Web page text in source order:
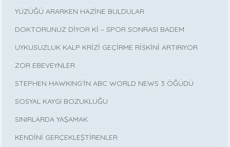
YÜZÜĞÜ ARARKEN HAZİNE BULDULAR
DOKTORUNUZ DİYOR Kİ – SPOR SONRASI BADEM
UYKUSUZLUK KALP KRİZİ GEÇİRME RİSKİNİ ARTIRIYOR
ZOR EBEVEYNLER
STEPHEN HAWKING‘İN ABC WORLD NEWS 3 ÖĞÜDÜ
SOSYAL KAYGI BOZUKLUĞU
SINIRLARDA YAŞAMAK
KENDİNİ GERÇEKLEŞTİRENLER